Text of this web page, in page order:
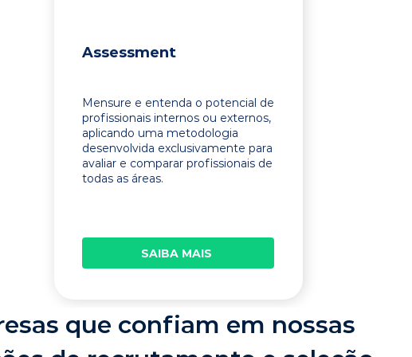
Assessment
Mensure e entenda o potencial de
profissionais internos ou externos,
aplicando uma metodologia
desenvolvida exclusivamente para
avaliar e comparar profissionais de
todas as áreas.
SAIBA MAIS
que confiam em nossas